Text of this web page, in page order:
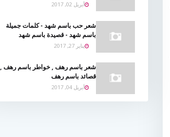
أبريل 02, 2017
شعر حب باسم شهد - كلمات جميلة
باسم شهد - قصيدة باسم شهد
يناير 27, 2017
شعر باسم رهف , خواطر باسم رهف ,
قصائد باسم رهف
أبريل 04, 2017